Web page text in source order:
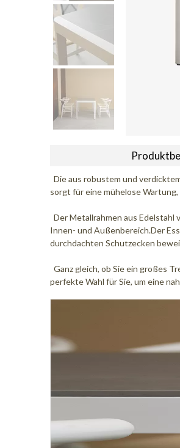
Die aus robustem und
sorgt für eine mühelose
Der Metallrahmen aus
Innen- und Außenbereich.Der
durchdachten Schutzecken
Ganz gleich, ob Sie ein großes
perfekte Wahl für Sie, um eine